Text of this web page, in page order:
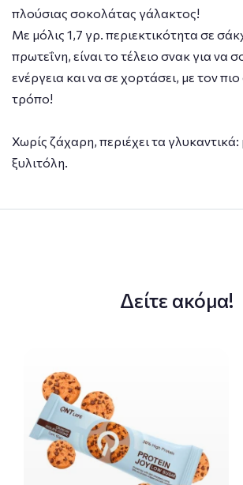
πλούσιας σοκολάτας γάλακτος!
Με μόλις 1,7 γρ. περιεκτικότητα σε
πρωτεΐνη, είναι το τέλειο σνακ για να
ενέργεια και να σε χορτάσει, με τον
τρόπο!
Χωρίς ζάχαρη, περιέχει τα γλυκαντικά:
ξυλιτόλη.
Δείτε ακόμα!